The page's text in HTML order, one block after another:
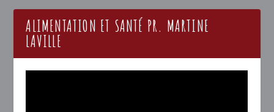
ALIMENTATION ET SANTÉ PR. MARTINE
LAVILLE